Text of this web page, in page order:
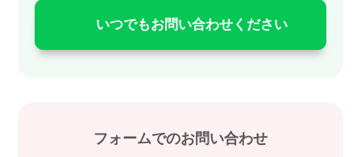
いつでもお問い合わせください
フォームでのお問い合わせ